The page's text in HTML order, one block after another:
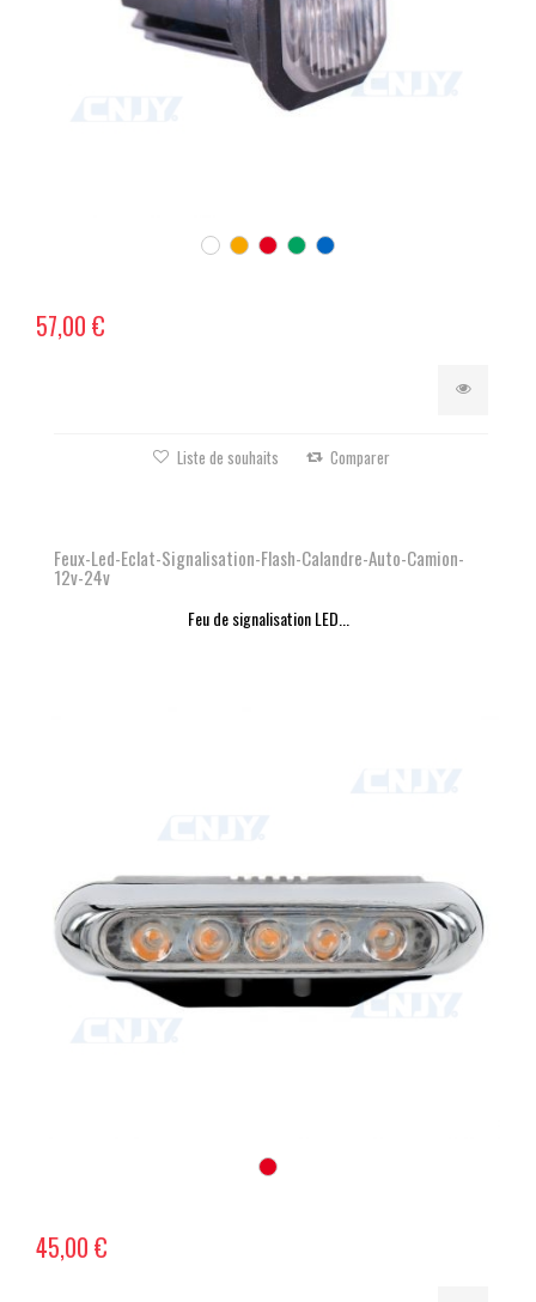
57,00 €
Liste de souhaits Comparer
Feux-Led-Eclat-Signalisation-Flash-Calandre-Auto-Camion-
12v-24v
Feu de signalisation LED...
45,00 €